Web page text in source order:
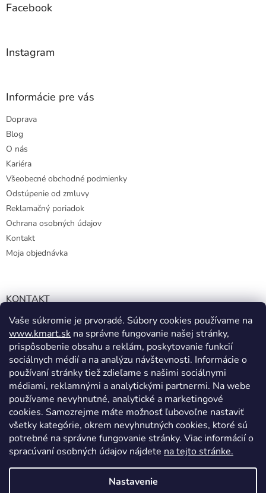
Vaše súkromie je prvoradé. Súbory cookies používame na
www.kmart.sk na správne fungovanie našej stránky,
prispôsobenie obsahu a reklám, poskytovanie funkcií
sociálnych médií a na analýzu návštevnosti. Informácie o
používaní stránky tiež zdieľame s našimi sociálnymi
médiami, reklamnými a analytickými partnermi. Na webe
používame nevyhnutné, analytické a marketingové
cookies. Samozrejme máte možnosť ľubovoľne nastaviť
všetky kategórie, okrem nevyhnutných cookies, ktoré sú
potrebné na správne fungovanie stránky. Viac informácií o
spracúvaní osobných údajov nájdete na tejto stránke.
Nastavenie
Facebook
Instagram
Informácie pre vás
Doprava
Blog
O nás
Kariéra
Všeobecné obchodné podmienky
Odstúpenie od zmluvy
Reklamačný poriadok
Ochrana osobných údajov
Kontakt
Moja objednávka
KONTAKT
info@kmart.sk
+421 947 979 193
+421 947 979 193
facebook.com/Kolieramarket
Vytvoril Shoptet